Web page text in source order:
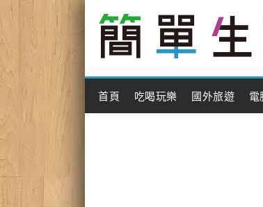
Main Menu
首頁 吃喝玩樂 國外旅遊 電